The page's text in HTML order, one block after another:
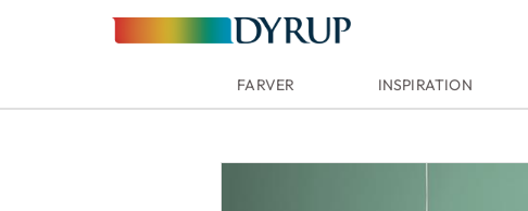
FARVER INSPIRATION